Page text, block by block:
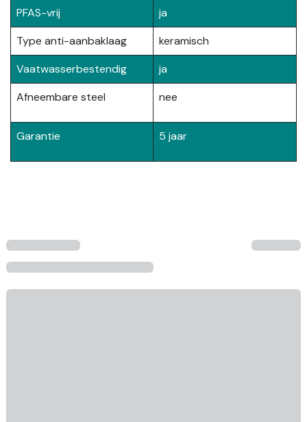
PFAS-vrij
ja
Type anti-aanbaklaag
keramisch
Vaatwasserbestendig
ja
Afneembare steel
nee
Garantie 5 jaar